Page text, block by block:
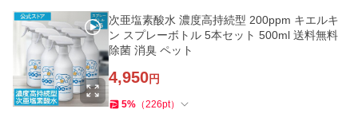
次亜塩素酸水 濃度高持続型 200ppm キエルキ
ン スプレーボトル 5本セット 500ml 送料無料
除菌 消臭 ペット
4,950円
5% （226pt）